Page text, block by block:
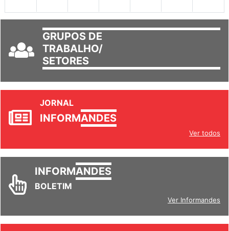
GRUPOS DE
TRABALHO/
SETORES
JORNAL
INFORMANDES
Ver todos
INFORMANDES
BOLETIM
Ver Informandes